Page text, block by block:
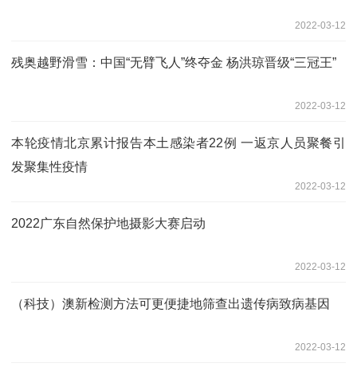
2022-03-12
残奥越野滑雪：中国“无臂飞人”终夺金 杨洪琼晋级“三冠王”
2022-03-12
本轮疫情北京累计报告本土感染者22例 一返京人员聚餐引
发聚集性疫情
2022-03-12
2022广东自然保护地摄影大赛启动
2022-03-12
（科技）澳新检测方法可更便捷地筛查出遗传病致病基因
2022-03-12